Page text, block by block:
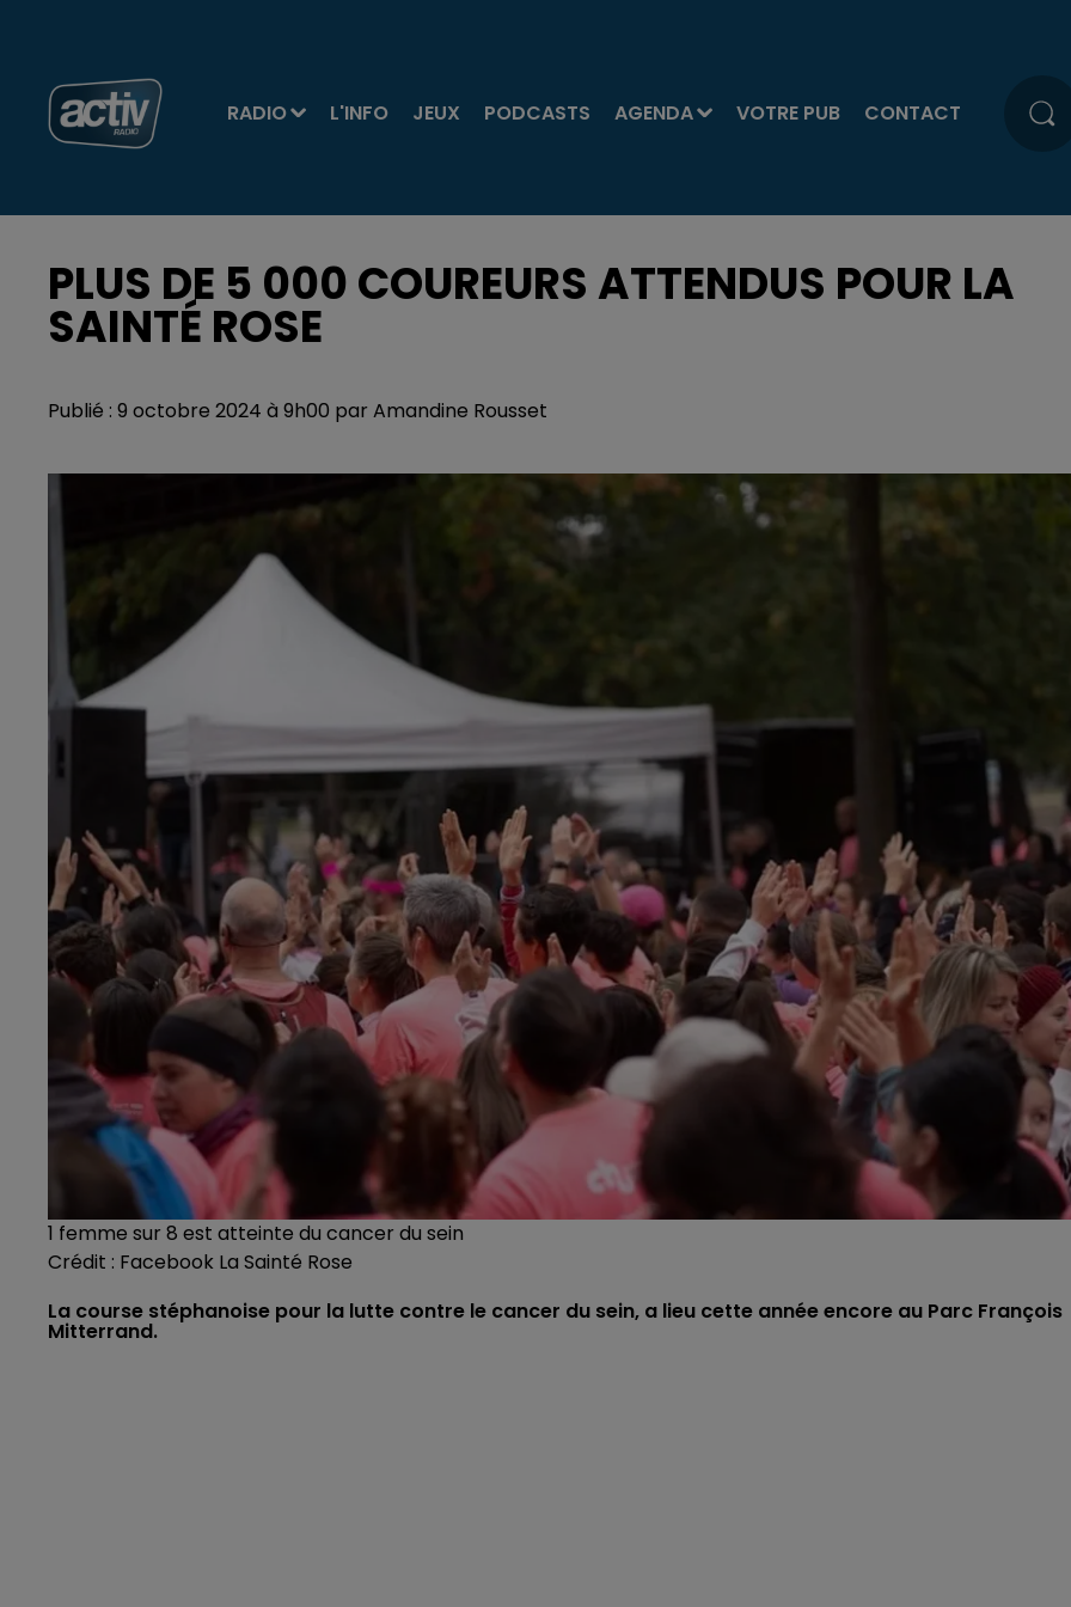
RADIO L'INFO JEUX PODCASTS AGENDA VOTRE PUB CONTACT
PLUS DE 5 000 COUREURS ATTENDUS POUR LA
SAINTÉ ROSE
Publié : 9 octobre 2024 à 9h00 par Amandine Rousset
1 femme sur 8 est atteinte du cancer du sein
Crédit : Facebook La Sainté Rose
La course stéphanoise pour la lutte contre le cancer du sein, a lieu cette année encore au Parc François
Mitterrand.